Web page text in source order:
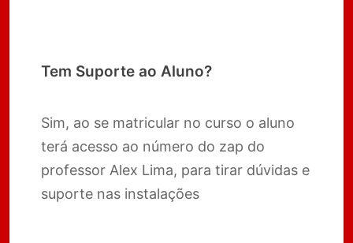
Tem Suporte ao Aluno?
Sim, ao se matricular no curso o aluno
terá acesso ao número do zap do
professor Alex Lima, para tirar dúvidas e
suporte nas instalações